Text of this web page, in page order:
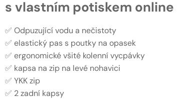
s vlastním potiskem online
✅ Odpuzující vodu a nečistoty
✅ elastický pas s poutky na opasek
✅ ergonomické všité kolenní vycpávky
✅ kapsa na zip na levé nohavici
✅ YKK zip
✅ 2 zadní kapsy